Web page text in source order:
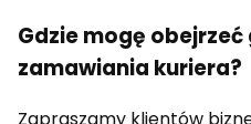
Gdzie mogę
zamawiania kuriera?
Zapraszamy klientów